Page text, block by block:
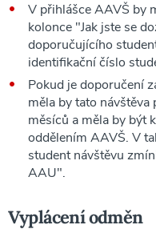
V přihlášce AAVŠ by
kolonce "Jak jste se
doporučujícího
identifikační číslo
Pokud je doporučení
měla by tato
měsíců a měla by být
oddělením AAVŠ. V
student návštěvu
AAU".
Vyplácení odměn